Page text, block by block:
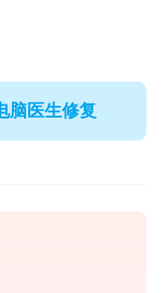
脑医生修复